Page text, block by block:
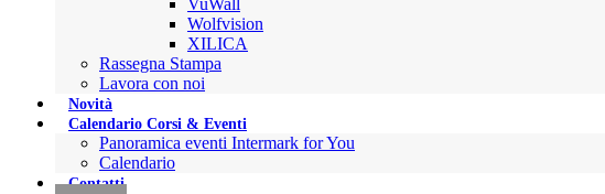
VuWall
Wolfvision
XILICA
Rassegna Stampa
Lavora con noi
Novità
Calendario Corsi & Eventi
Panoramica eventi Intermark for You
Calendario
Contatti